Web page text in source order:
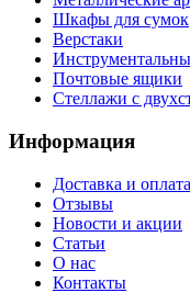
Шкафы для сумок
Верстаки
Почтовые ящики
Стеллажи с
Информация
Доставка и оплата
Отзывы
Новости и акции
Статьи
О нас
Контакты